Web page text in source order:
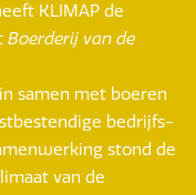
KLIMAP de
Boerderij van de
samen met boeren
bedrijfs-
stond de
van de